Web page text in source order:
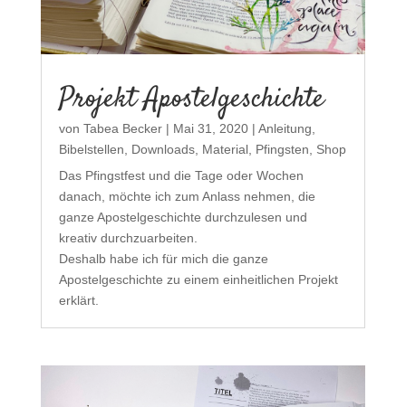
Projekt Apostelgeschichte
von Tabea Becker| Mai 31, 2020| Anleitung,
Bibelstellen, Downloads, Material, Pfingsten, Shop
Das Pfingstfest und die Tage oder Wochen
danach, möchte ich zum Anlass nehmen, die
ganze Apostelgeschichte durchzulesen und
kreativ durchzuarbeiten.
Deshalb habe ich für mich die ganze
Apostelgeschichte zu einem einheitlichen Projekt
erklärt.